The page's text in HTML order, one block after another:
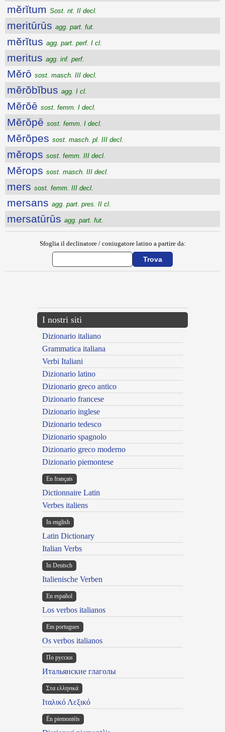
mĕrĭtum Sost. nt. II decl.
meritūrūs agg. part. fut.
mĕrĭtus agg. part. perf. I cl.
meritus agg. inf. perf.
Mĕrō sost. masch. III decl.
mĕrŏbĭbus agg. I cl.
Mĕrŏē sost. femm. I decl.
Mĕrŏpē sost. femm. I decl.
Mĕrŏpes sost. masch. pl. III decl.
mĕrops sost. femm. III decl.
Mĕrops sost. masch. III decl.
mers sost. femm. III decl.
mersans agg. part. pres. II cl.
mersatūrūs agg. part. fut.
Sfoglia il declinatore / coniugatore latino a partire da:
I nostri siti
Dizionario italiano
Grammatica italiana
Verbi Italiani
Dizionario latino
Dizionario greco antico
Dizionario francese
Dizionario inglese
Dizionario tedesco
Dizionario spagnolo
Dizionario greco moderno
Dizionario piemontese
En français
Dictionnaire Latin
Verbes italiens
In english
Latin Dictionary
Italian Verbs
In Deutsch
Italienische Verben
En español
Los verbos italianos
Em portugues
Os verbos italianos
По русски
Итальянские глаголы
Στα ελληνικά
Ιταλικό Λεξικό
Ën piemontèis